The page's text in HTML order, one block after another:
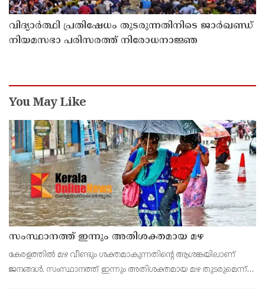
വിദ്യാര്‍ത്ഥി പ്രതിഷേധം തുടരുന്നതിനിടെ ജാര്‍ഖണ്ഡ്
നിയമസഭാ പരിസരത്ത് നിരോധനാജ്ഞ
You May Like
സംസ്ഥാനത്ത് ഇന്നും അതിശക്തമായ മഴ
കേരളത്തിൽ മഴ വീണ്ടും ശക്തമാകുന്നതിന്റെ ആശങ്കയിലാണ്
ജനങ്ങൾ. സംസ്ഥാനത്ത് ഇന്നും അതിശക്തമായ മഴ തുടരുമെന്ന്